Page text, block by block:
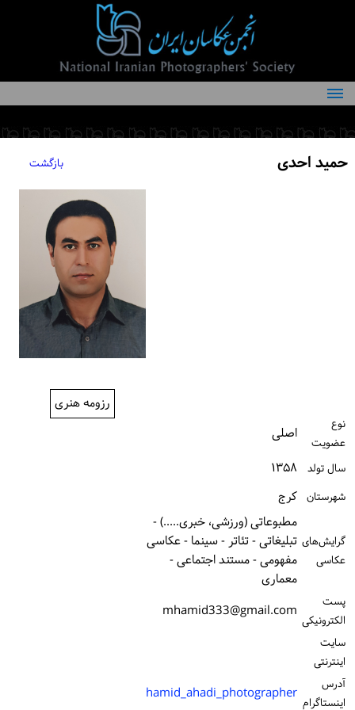
درباره انجمن
کمیته‌های انجمن
حمید احدی بازگشت
رزومه هنری
نوع
عضویت
اصلی
سال تولد ۱۳۵۸
شهرستان كرج
گرایش‌های
عکاسی
مطبوعاتی (ورزشی، خبری.....) -
تبلیغاتی - تئاتر - سینما - عکاسی
مفهومی - مستند اجتماعی -
معماری
پست
الكترونیكی mhamid333@gmail.com
سایت
اینترنتی
آدرس
اینستاگرام hamid_ahadi_photographer